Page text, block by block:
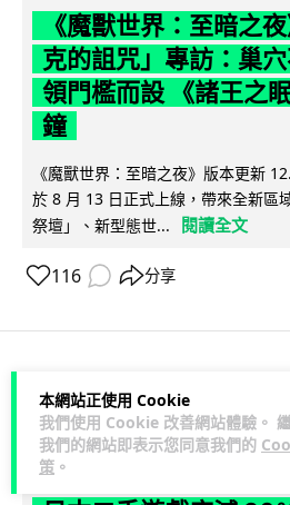
本網站正使用 Cookie
我們使用 Cookie 改善網站體驗。
我們的網站即表示您同意我們的
策 。
《魔獸世界：至暗之
克的詛咒」專訪：巢
領門檻而設 《諸王之
鐘
《魔獸世界：至暗之夜》版本更新
於 8 月 13 日正式上線，帶來全新區
祭壇」、新型態世...
閱讀全文
116 分享
科技娛樂 遊戲情報
Lawton 2 日